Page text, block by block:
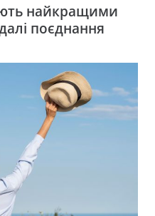
найкращими
поєднання